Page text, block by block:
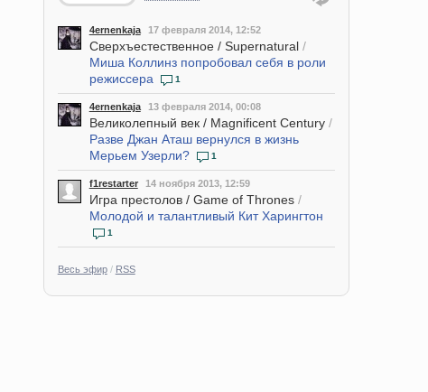
4ernenkaja 17 февраля 2014, 12:52
Сверхъестественное / Supernatural/
Миша Коллинз попробовал себя в роли
режиссера
1
4ernenkaja 13 февраля 2014, 00:08
Великолепный век / Magnificent Century/
Разве Джан Аташ вернулся в жизнь
Мерьем Узерли?
1
f1restarter 14 ноября 2013, 12:59
Игра престолов / Game of Thrones/
Молодой и талантливый Кит Харингтон
1
Весь эфир/ RSS